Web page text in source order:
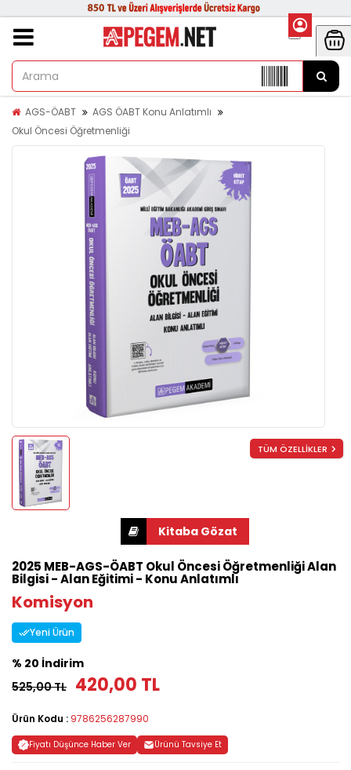
AGS-ÖABT
AGS ÖABT Konu Anlatımlı
Okul Öncesi Öğretmenliği
TÜM ÖZELLİKLER
2025 MEB-AGS-ÖABT Okul Öncesi Öğretmenliği Alan
Bilgisi - Alan Eğitimi - Konu Anlatımlı
Komisyon
Yeni Ürün
% 20 İndirim
525,00 TL 420,00 TL
Ürün Kodu : 9786256287990
Fiyatı Düşünce Haber Ver Ürünü Tavsiye Et